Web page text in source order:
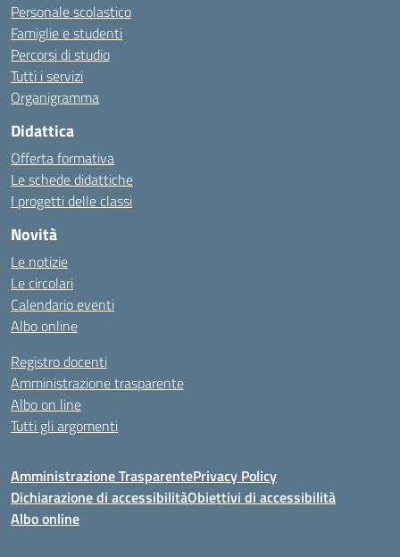
Personale scolastico
Famiglie e studenti
Percorsi di studio
Tutti i servizi
Organigramma
Didattica
Offerta formativa
Le schede didattiche
I progetti delle classi
Novità
Le notizie
Le circolari
Calendario eventi
Albo online
Registro docenti
Amministrazione trasparente
Albo on line
Tutti gli argomenti
Amministrazione TrasparentePrivacy Policy
Dichiarazione di accessibilitàObiettivi di accessibilità
Albo online